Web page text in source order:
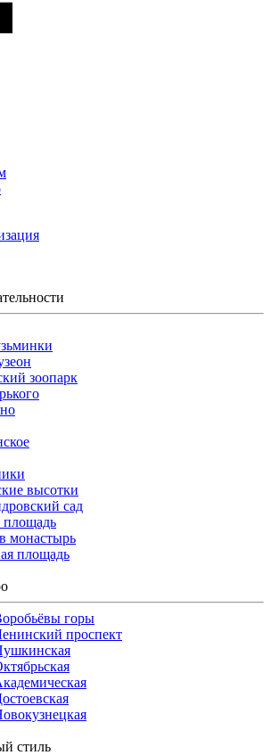
зоопарк
высотки
сад
площадь
монастырь
площадь
горы
проспект
стиль